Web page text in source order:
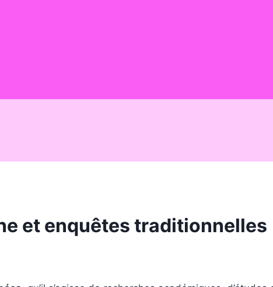
et enquêtes traditionnelles